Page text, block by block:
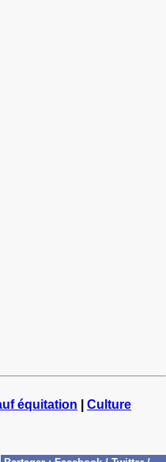
équitation
Culture